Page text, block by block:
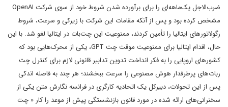
ضرب‌الاجل یک‌ماهه‌ای را برای برآورده شدن شروط خود از سوی شرکت OpenAI
مشخص کرده بود و پس از آنکه مقامات این شرکت با زیرکی و سرعت، شروط
رگولاتورهای ایتالیا را تأمین کردند، ممنوعیت این چت‌بات در ایتالیا لغو شد. با این
حال، اقدام ایتالیا برای ممنوعیت موقت چت GPT، یکی از محرک‌هایی بود که
کشورهای اروپایی را به فکر انداخت تدوین تدابیر قانونی لازم برای کنترل چت
ربات‌های پرطرفدار هوش مصنوعی را سرعت ببخشند؛ هر چند به فاصله اندکی
پس از این تحولات، دبیرکل یک اتحادیه کارگری در فرانسه نگارش متن یکی از
سخنرانی‌های ارائه شده در مورد قانون بازنشستگی پیش از موعد را کار « چت